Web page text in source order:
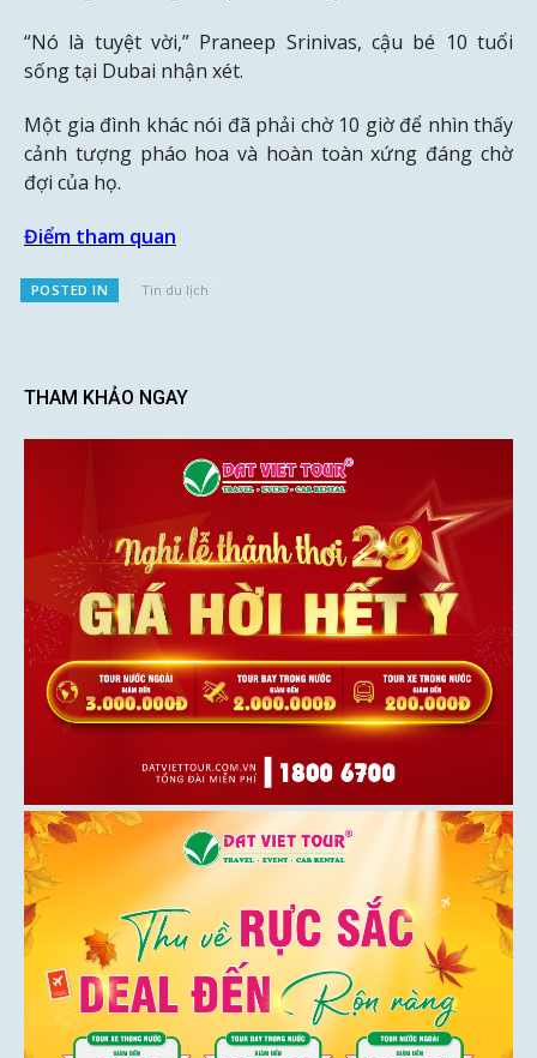
“Nó là tuyệt vời,” Praneep Srinivas, cậu bé 10 tuổi
sống tại Dubai nhận xét.
Một gia đình khác nói đã phải chờ 10 giờ để nhìn thấy
cảnh tượng pháo hoa và hoàn toàn xứng đáng chờ
đợi của họ.
Điểm tham quan
POSTED IN Tin du lịch
THAM KHẢO NGAY